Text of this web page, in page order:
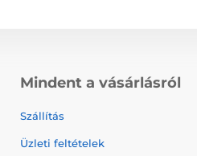
Mindent a vásárlásról
Szállítás
Üzleti feltételek